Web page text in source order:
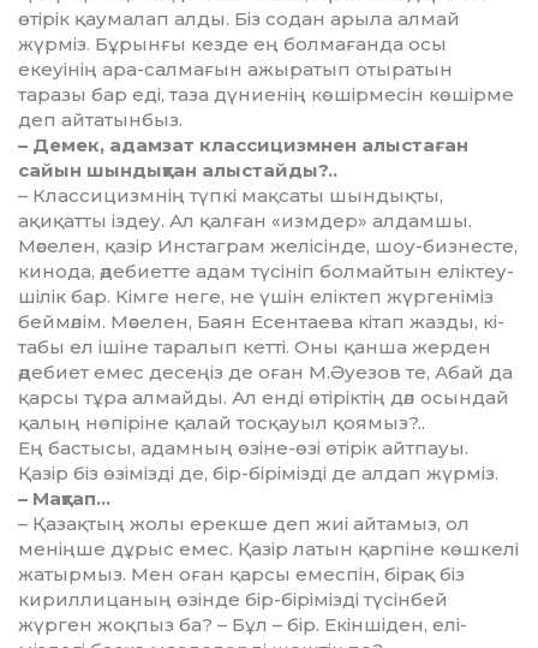
өті­рік қаумалап алды. Біз содан арыла ал­май
жүрміз. Бұрынғы кезде ең бол­мағанда осы
екеуінің ара-сал­мағын ажыратып отыратын
таразы бар еді, таза дүниенің көшірмесін көшірме
деп айтатынбыз.
– Демек, адамзат классицизмнен алыс­таған
сайын шындықтан алыс­тай­ды?..
– Классицизмнің түпкі мақса­ты­ шындықты,
ақиқатты іздеу. Ал қал­ған «измдер» алдамшы.
Мәсе­лен, қазір Инстаграм желісінде, шоу-бизнесте,
кинода, әдебиетте адам түсініп болмайтын еліктеу­
ші­лік бар. Кімге неге, не үшін елік­­теп жүргеніміз
беймәлім. Мә­селен, Баян Есентаева кітап жаз­ды, кі­
табы ел ішіне таралып кетті. Оны қанша жерден
әдебиет емес де­сеңіз де оған М.Әуезов те, Абай да
қарсы тұра алмайды. Ал енді өті­ріктің дәл осындай
қалың нө­пірі­не қалай тосқауыл қоямыз?..
Ең бастысы, адамның өзі­не-өзі өтірік айтпауы.
Қазір біз өзі­мізді де, бір-бірімізді де алдап жүр­міз.
– Мақтап…
– Қазақтың жолы ерекше деп жиі айтамыз, ол
меніңше дұрыс емес. Қазір латын қарпіне көшкелі
жа­тырмыз. Мен оған қарсы емес­пін, бірақ біз
кириллицаның өзін­де бір-бірімізді түсінбей
жүрген жоқ­пыз ба? – Бұл – бір. Екіншіден, елі­